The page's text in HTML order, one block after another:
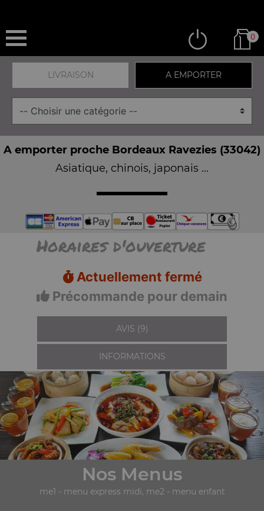
0
LIVRAISON A EMPORTER
A emporter proche Bordeaux Ravezies (33042)
Asiatique, chinois, japonais ...
Horaires d'ouverture
Actuellement fermé
Précommande pour demain
AVIS (9)
INFORMATIONS
Nos Menus
me1 - menu express midi, me2 - menu enfant